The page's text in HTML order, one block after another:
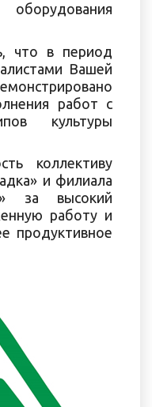
что в период
Вашей
работ с
культуры
коллективу
и филиала
за высокий
работу и
продуктивное